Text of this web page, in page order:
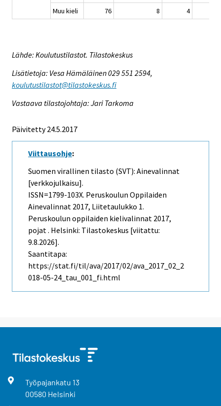
Muu kieli
76 8 4
Lähde: Koulutustilastot. Tilastokeskus
Lisätietoja: Vesa Hämäläinen 029 551 2594,
koulutustilastot@tilastokeskus.fi
Vastaava tilastojohtaja: Jari Tarkoma
Päivitetty 24.5.2017
Viittausohje:
Suomen virallinen tilasto (SVT): Ainevalinnat
[verkkojulkaisu].
ISSN=1799-103X. Peruskoulun Oppilaiden
Ainevalinnat 2017, Liitetaulukko 1.
Peruskoulun oppilaiden kielivalinnat 2017,
pojat . Helsinki: Tilastokeskus [viitattu:
9.8.2026].
Saantitapa:
https://stat.fi/til/ava/2017/02/ava_2017_02_2
018-05-24_tau_001_fi.html
Työpajankatu 13
00580 Helsinki